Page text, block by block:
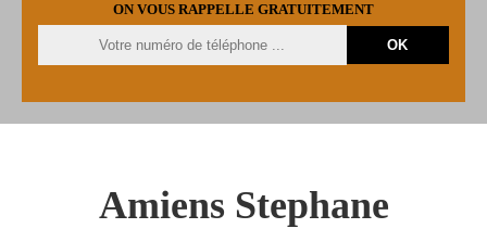
ON VOUS RAPPELLE GRATUITEMENT
Amiens Stephane